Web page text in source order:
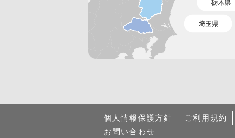
個人情報保護方針 ご利用規約
お問い合わせ